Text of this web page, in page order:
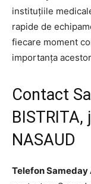
instituțiile
rapide de
fiecare moment
importanța
Contact
BISTRITA,
NASAUD
Telefon Sameday